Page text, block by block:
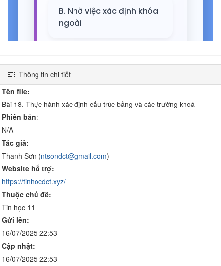
Thông tin chi tiết
Tên file:
Bài 18. Thực hành xác định cấu trúc bảng và các trường khoá
Phiên bản:
N/A
Tác giả:
Thanh Sơn (ntsondct@gmail.com)
Website hỗ trợ:
https://tinhocdct.xyz/
Thuộc chủ đề:
Tin học 11
Gửi lên:
16/07/2025 22:53
Cập nhật:
16/07/2025 22:53